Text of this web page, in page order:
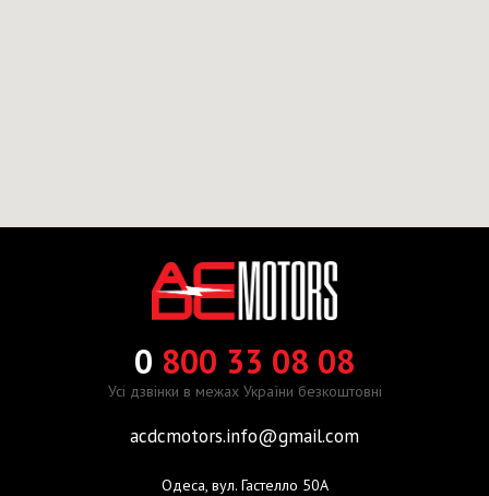
0 800 33 08 08
Усі дзвінки в межах України безкоштовні
acdcmotors.info@gmail.com
Одеса, вул. Гастелло 50А